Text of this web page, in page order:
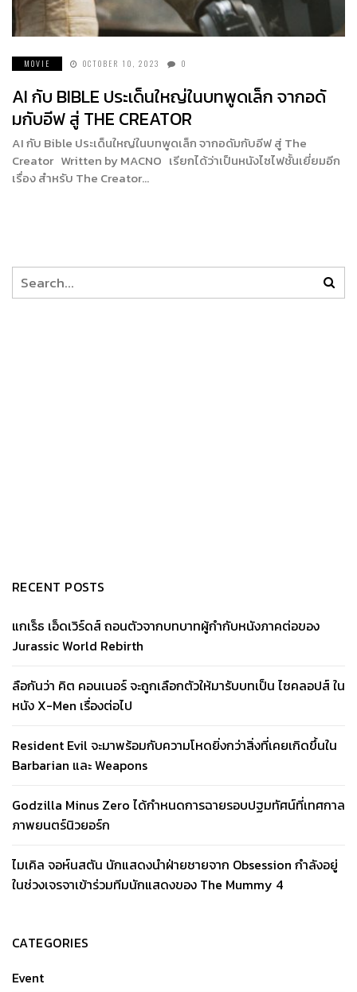
MOVIE OCTOBER 10, 2023 0
AI กับ BIBLE ประเด็นใหญ่ในบทพูดเล็ก จากอดั
มกับอีฟ สู่ THE CREATOR
AI กับ Bible ประเด็นใหญ่ในบทพูดเล็ก จากอดัมกับอีฟ สู่ The
Creator Written by MACNO เรียกได้ว่าเป็นหนังไซไฟชั้นเยี่ยมอีก
เรื่อง สำหรับ The Creator…
RECENT POSTS
แกเร็ธ เอ็ดเวิร์ดส์ ถอนตัวจากบทบาทผู้กำกับหนังภาคต่อของ
Jurassic World Rebirth
ลือกันว่า คิต คอนเนอร์ จะถูกเลือกตัวให้มารับบทเป็น ไซคลอปส์ ใน
หนัง X-Men เรื่องต่อไป
Resident Evil จะมาพร้อมกับความโหดยิ่งกว่าสิ่งที่เคยเกิดขึ้นใน
Barbarian และ Weapons
Godzilla Minus Zero ได้กำหนดการฉายรอบปฐมทัศน์ที่เทศกาล
ภาพยนตร์นิวยอร์ก
ไมเคิล จอห์นสตัน นักแสดงนำฝ่ายชายจาก Obsession กำลังอยู่
ในช่วงเจรจาเข้าร่วมทีมนักแสดงของ The Mummy 4
CATEGORIES
Event